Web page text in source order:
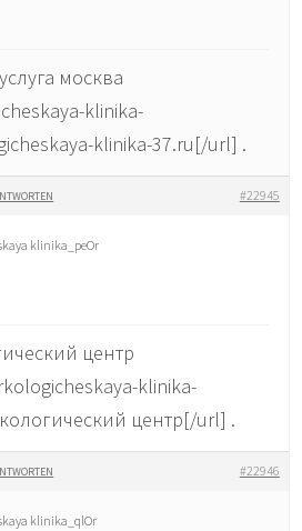
москва
klinika-
klinika-37.ru[/url] .
#22945
klinika_peOr
центр
klinika-
центр[/url] .
#22946
klinika_qlOr